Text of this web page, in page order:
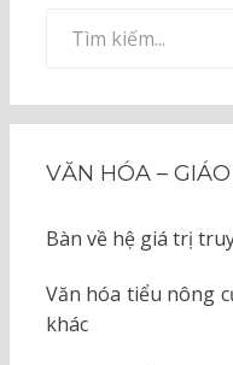
kiếm
VĂN HÓA –
Bàn về hệ giá trị
Văn hóa tiểu nông
khác